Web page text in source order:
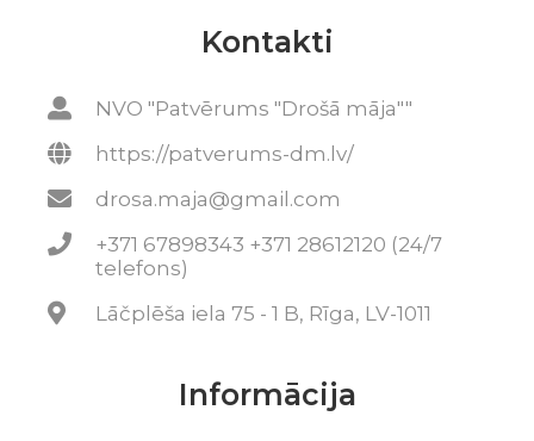
Kontakti
NVO "Patvērums "Drošā māja""
https://patverums-dm.lv/
drosa.maja@gmail.com
+371 67898343 +371 28612120 (24/7
telefons)
Lāčplēša iela 75 - 1 B, Rīga, LV-1011
Informācija